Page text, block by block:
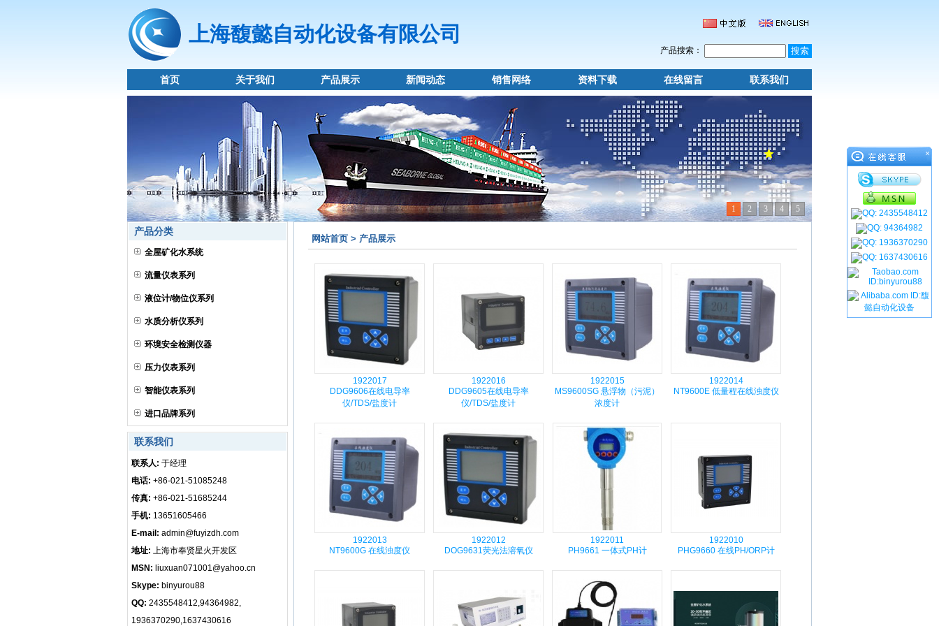
上海馥懿自动化设备有限公司
产品搜索：
首页 关于我们 产品展示 新闻动态 销售网络 资料下载 在线留言 联系我们
1 2 3 4 5
产品分类
全屋矿化水系统
流量仪表系列
液位计/物位仪系列
水质分析仪系列
环境安全检测仪器
压力仪表系列
智能仪表系列
进口品牌系列
联系我们
联系人: 于经理
电话: +86-021-51085248
传真: +86-021-51685244
手机: 13651605466
E-mail: admin@fuyizdh.com
地址: 上海市奉贤星火开发区
MSN: liuxuan071001@yahoo.cn
Skype: binyurou88
QQ: 2435548412,94364982,
1936370290,1637430616
网站首页 > 产品展示
1922017
DDG9606在线电导率
仪/TDS/盐度计
1922016
DDG9605在线电导率
仪/TDS/盐度计
1922015
MS9600SG 悬浮物（污泥）
浓度计
1922014
NT9600E 低量程在线浊度仪
1922013
NT9600G 在线浊度仪
1922012
DOG9631荧光法溶氧仪
1922011
PH9661 一体式PH计
1922010
PHG9660 在线PH/ORP计
×